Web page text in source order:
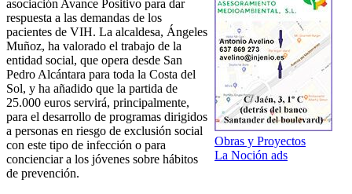
Obras y Proyectos
La Noción ads
asociación Avance Positivo para dar
respuesta a las demandas de los
pacientes de VIH. La alcaldesa, Ángeles
Muñoz, ha valorado el trabajo de la
entidad social, que opera desde San
Pedro Alcántara para toda la Costa del
Sol, y ha añadido que la partida de
25.000 euros servirá, principalmente,
para el desarrollo de programas dirigidos
a personas en riesgo de exclusión social
con este tipo de infección o para
concienciar a los jóvenes sobre hábitos
de prevención.